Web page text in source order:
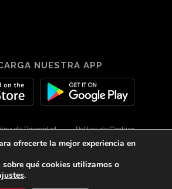
NUESTRA APP
de Privacidad Política de Cookies
Diseño por 3Com Maketing
youtube
ofrecerte la mejor experiencia en
sobre qué cookies utilizamos o
.